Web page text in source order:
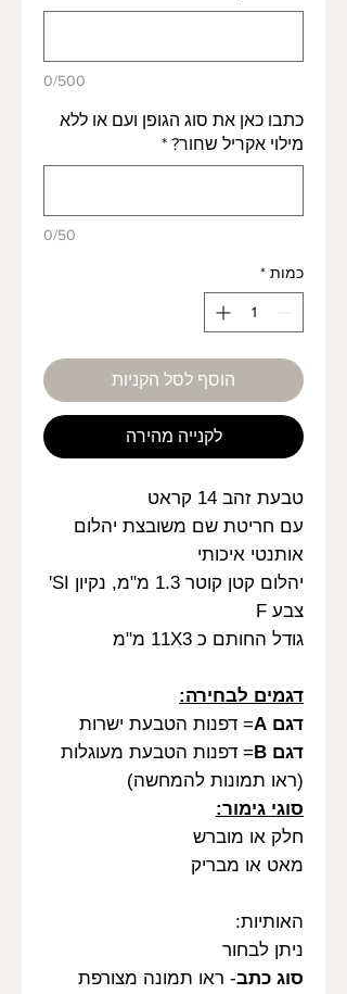
0/500
כתבו כאן את סוג הגופן ועם או ללא
מילוי אקריל שחור? *
0/50
כמות *
הוסף לסל הקניות
לקנייה מהירה
טבעת זהב 14 קראט
עם חריטת שם משובצת יהלום
אותנטי איכותי
יהלום קטן קוטר 1.3 מ"מ, נקיון SI'
צבע F
גודל החותם כ 11X3 מ"מ
דגמים לבחירה:
דגם A
= דפנות הטבעת ישרות
דגם B
= דפנות הטבעת מעוגלות
(ראו תמונות להמחשה)
סוגי גימור:
חלק או מוברש
מאט או מבריק
האותיות:
ניתן לבחור
סוג כתב- ראו תמונה מצורפת